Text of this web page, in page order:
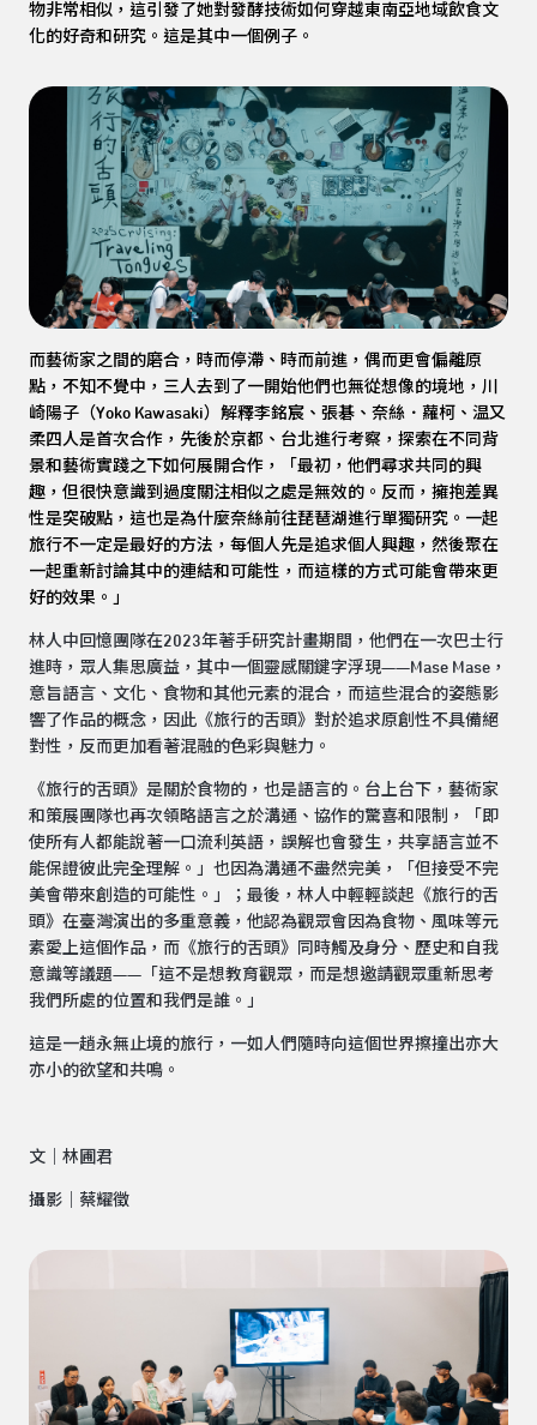
物非常相似，這引發了她對發酵技術如何穿越東南亞地域飲食文
化的好奇和研究。這是其中一個例子。
而藝術家之間的磨合，時而停滯、時而前進，偶而更會偏離原
點，不知不覺中，三人去到了一開始他們也無從想像的境地，川
崎陽子（Yoko Kawasaki）解釋李銘宸、張碁、奈絲．蘿柯、温又
柔四人是首次合作，先後於京都、台北進行考察，探索在不同背
景和藝術實踐之下如何展開合作，「最初，他們尋求共同的興
趣，但很快意識到過度關注相似之處是無效的。反而，擁抱差異
性是突破點，這也是為什麼奈絲前往琵琶湖進行單獨研究。一起
旅行不一定是最好的方法，每個人先是追求個人興趣，然後聚在
一起重新討論其中的連結和可能性，而這樣的方式可能會帶來更
好的效果。」
林人中回憶團隊在2023年著手研究計畫期間，他們在一次巴士行
進時，眾人集思廣益，其中一個靈感關鍵字浮現——Mase Mase，
意旨語言、文化、食物和其他元素的混合，而這些混合的姿態影
響了作品的概念，因此《旅行的舌頭》對於追求原創性不具備絕
對性，反而更加看著混融的色彩與魅力。
《旅行的舌頭》是關於食物的，也是語言的。台上台下，藝術家
和策展團隊也再次領略語言之於溝通、協作的驚喜和限制，「即
使所有人都能說著一口流利英語，誤解也會發生，共享語言並不
能保證彼此完全理解。」也因為溝通不盡然完美，「但接受不完
美會帶來創造的可能性。」；最後，林人中輕輕談起《旅行的舌
頭》在臺灣演出的多重意義，他認為觀眾會因為食物、風味等元
素愛上這個作品，而《旅行的舌頭》同時觸及身分、歷史和自我
意識等議題——「這不是想教育觀眾，而是想邀請觀眾重新思考
我們所處的位置和我們是誰。」
這是一趟永無止境的旅行，一如人們隨時向這個世界擦撞出亦大
亦小的欲望和共鳴。
文｜林圃君
攝影｜蔡耀徵